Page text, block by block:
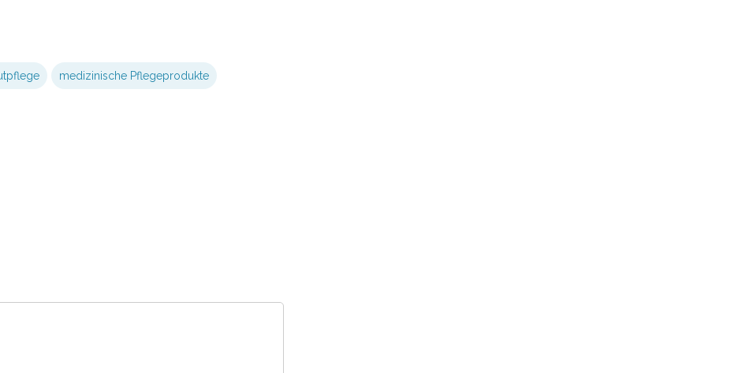
medizinische Pflegeprodukte